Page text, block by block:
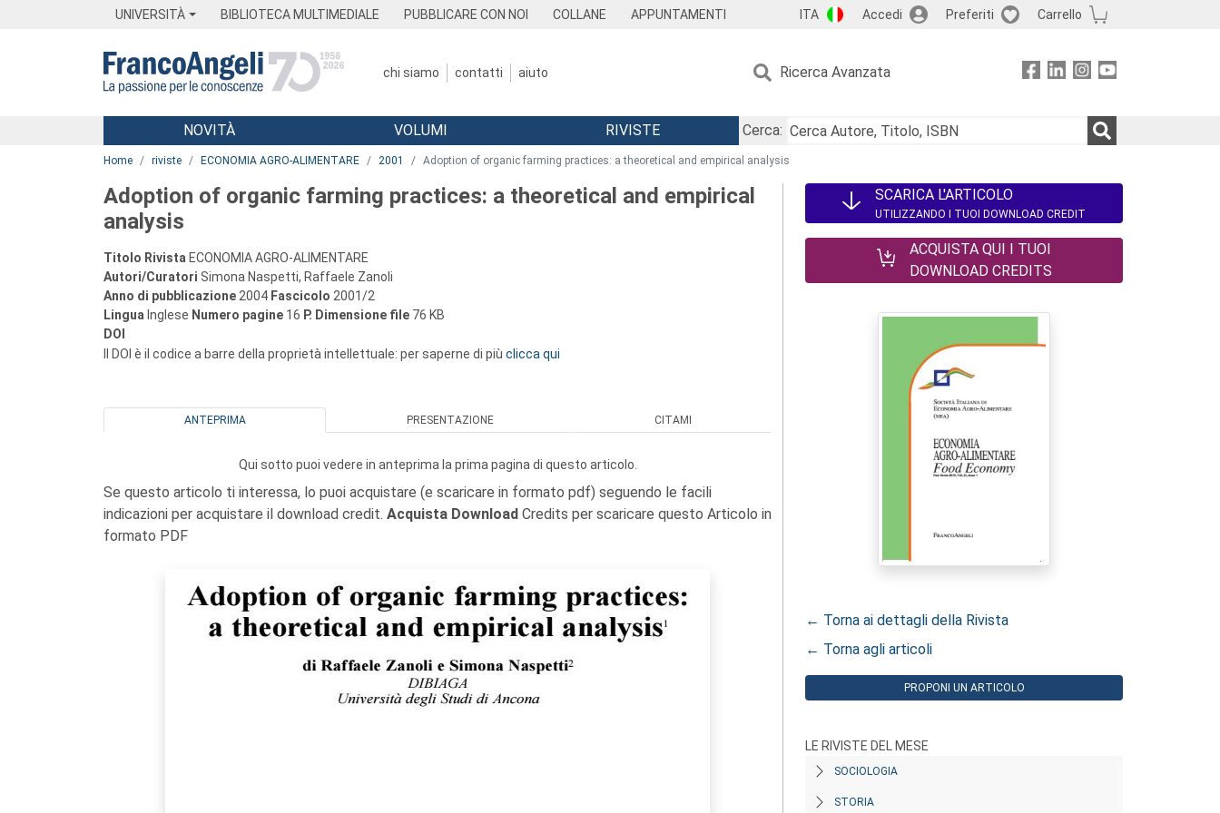
UNIVERSITÀ BIBLIOTECA MULTIMEDIALE PUBBLICARE CON NOI COLLANE APPUNTAMENTI ITA Accedi Preferiti Carrello
chi siamo contatti aiuto Ricerca Avanzata
Menu
NOVITÀ VOLUMI RIVISTE
Cerca:
Home riviste ECONOMIA AGRO-ALIMENTARE 2001 Adoption of organic farming practices: a theoretical and empirical analysis
Adoption of organic farming practices: a theoretical and empirical
analysis
Titolo Rivista ECONOMIA AGRO-ALIMENTARE
Autori/Curatori Simona Naspetti, Raffaele Zanoli
Anno di pubblicazione 2004 Fascicolo 2001/2
Lingua Inglese Numero pagine 16 P. Dimensione file 76 KB
DOI
Il DOI è il codice a barre della proprietà intellettuale: per saperne di più clicca qui
ANTEPRIMA PRESENTAZIONE CITAMI
Qui sotto puoi vedere in anteprima la prima pagina di questo articolo.
Se questo articolo ti interessa, lo puoi acquistare (e scaricare in formato pdf) seguendo le facili
indicazioni per acquistare il download credit. Acquista Download Credits per scaricare questo Articolo in
formato PDF
SCARICA L'ARTICOLO
UTILIZZANDO I TUOI DOWNLOAD CREDIT
ACQUISTA QUI I TUOI
DOWNLOAD CREDITS
← Torna ai dettagli della Rivista
← Torna agli articoli
PROPONI UN ARTICOLO
LE RIVISTE DEL MESE
SOCIOLOGIA
STORIA